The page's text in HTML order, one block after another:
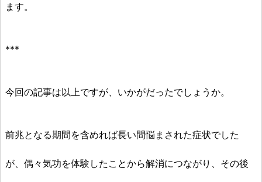
ます。
***
今回の記事は以上ですが、いかがだったでしょうか。
前兆となる期間を含めれば長い間悩まされた症状でした
が、偶々気功を体験したことから解消につながり、その後